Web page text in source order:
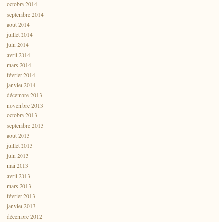
octobre 2014
septembre 2014
août 2014
juillet 2014
juin 2014
avril 2014
mars 2014
février 2014
janvier 2014
décembre 2013
novembre 2013
octobre 2013
septembre 2013
août 2013
juillet 2013
juin 2013
mai 2013
avril 2013
mars 2013
février 2013
janvier 2013
décembre 2012